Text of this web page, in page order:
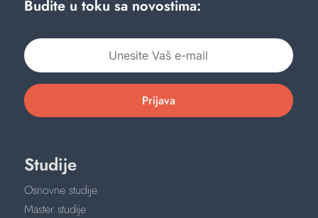
Budite u toku sa novostima:
Prijava
Studije
Osnovne studije
Master studije